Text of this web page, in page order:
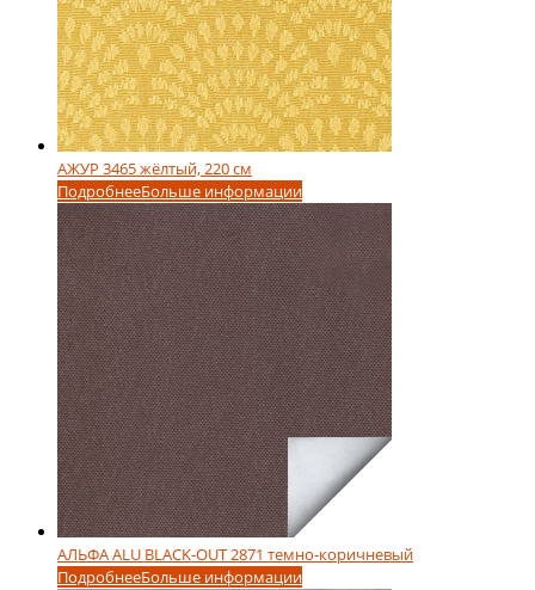
АЖУР 3465 жёлтый, 220 см
ПодробнееБольше информации
АЛЬФА ALU BLACK-OUT 2871 темно-коричневый
ПодробнееБольше информации